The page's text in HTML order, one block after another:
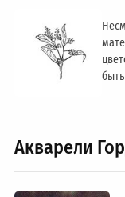
Акварели